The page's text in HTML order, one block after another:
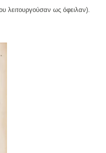
λειτουργούσαν ως όφειλαν).